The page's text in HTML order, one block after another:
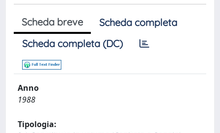
Scheda breve
Scheda completa
Scheda completa (DC)
Anno
1988
Tipologia: